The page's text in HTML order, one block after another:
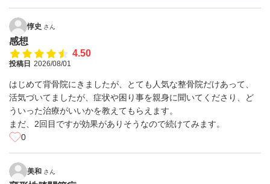
惇史 さん
感想
4.50
投稿日 2026/08/01
はじめて背骨院にきましたが、とても人気な整骨院だけあって、
活気づいてましたが、症状や困り事を親身に聞いてくださり、ど
ういった治療がいいかを教えてもらえます。
まだ、2回目ですが効果がありそうなので続けてみます。
0
美和 さん